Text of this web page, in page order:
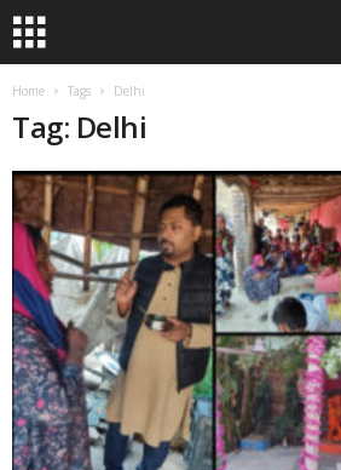
Home Tags Delhi
Tag: Delhi